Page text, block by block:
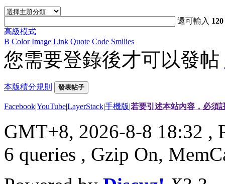
還可輸入 120
高級模式
B Color Image Link Quote Code Smilies
您需要登錄後才可以發帖
本版積分規則 發表帖子
Facebook|YouTube|LayerStack|手機版|若要引述本站內容，必須
GMT+8, 2026-8-8 18:32 ,
6 queries , Gzip On,